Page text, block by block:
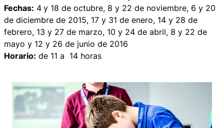
Fechas: 4 y 18 de octubre, 8 y 22 de noviembre, 6 y 20
de diciembre de 2015, 17 y 31 de enero, 14 y 28 de
febrero, 13 y 27 de marzo, 10 y 24 de abril, 8 y 22 de
mayo y 12 y 26 de junio de 2016
Horario: de 11 a 14 horas